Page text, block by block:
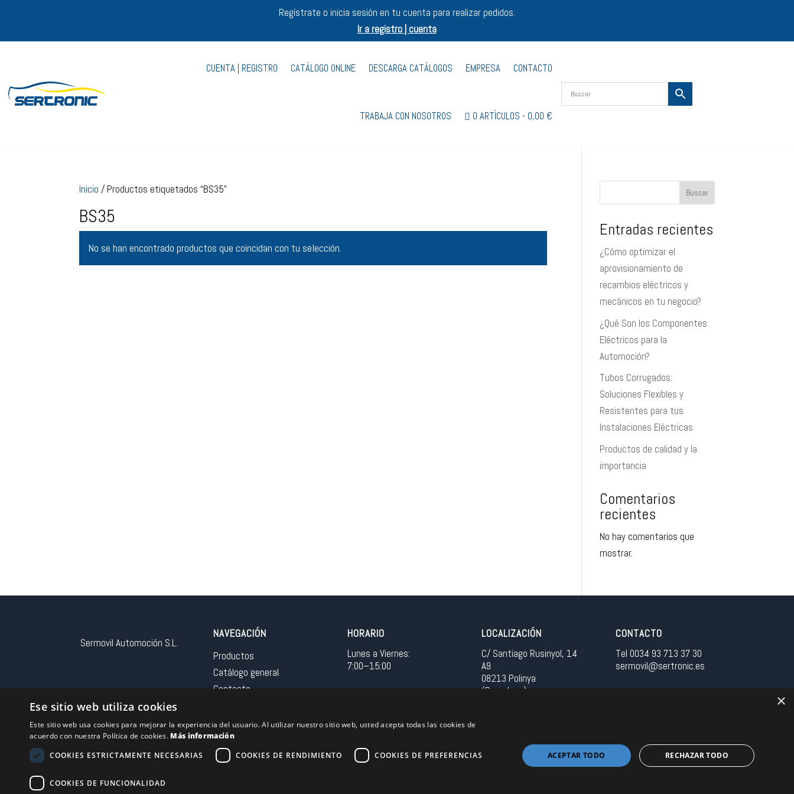
Regístrate o inicia sesión en tu cuenta para realizar pedidos.
Ir a registro | cuenta
CUENTA | REGISTRO CATÁLOGO ONLINE DESCARGA CATÁLOGOS EMPRESA CONTACTO
TRABAJA CON NOSOTROS 0 ARTÍCULOS 0,00 €
Inicio / Productos etiquetados “BS35”
BS35
No se han encontrado productos que coincidan con tu selección.
Buscar
Entradas recientes
¿Cómo optimizar el
aprovisionamiento de
recambios eléctricos y
mecánicos en tu negocio?
¿Qué Son los Componentes
Eléctricos para la
Automoción?
Tubos Corrugados:
Soluciones Flexibles y
Resistentes para tus
Instalaciones Eléctricas
Productos de calidad y la
importancia
Comentarios
recientes
No hay comentarios que
mostrar.
Sermovil Automoción S.L.
NAVEGACIÓN
Productos
Catálogo general
Contacto
HORARIO
Lunes a Viernes:
7:00–15:00
LOCALIZACIÓN
C/ Santiago Rusinyol, 14
A9
08213 Polinya
(Barcelona)
CONTACTO
Tel 0034 93 713 37 30
sermovil@sertronic.es
×
Ese sitio web utiliza cookies
Este sitio web usa cookies para mejorar la experiencia del usuario. Al utilizar nuestro sitio web, usted acepta todas las cookies de
acuerdo con nuestra Política de cookies. Más información
COOKIES ESTRICTAMENTE NECESARIAS
COOKIES DE RENDIMIENTO COOKIES DE PREFERENCIAS
COOKIES DE FUNCIONALIDAD
ACEPTAR TODO RECHAZAR TODO